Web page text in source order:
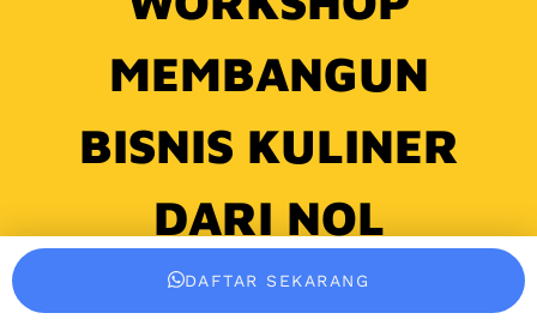
Ilmu real berdasarkan
pengalaman belasan
tahun berbisnis kuliner
dari nol, bikin Anda ngga
DAFTAR SEKARANG